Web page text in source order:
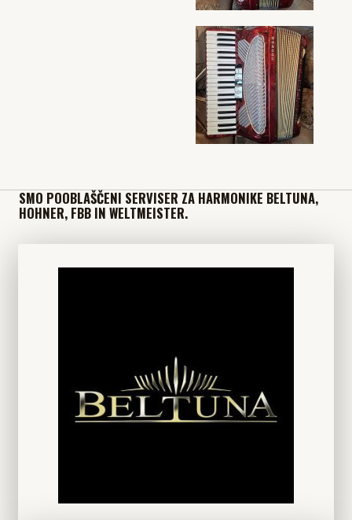
SMO POOBLAŠČENI SERVISER ZA HARMONIKE BELTUNA,
HOHNER, FBB IN WELTMEISTER.